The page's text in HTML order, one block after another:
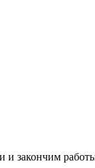
закончим